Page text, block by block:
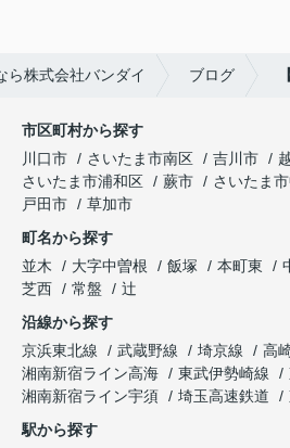
ら株式会社バンダイ ブログ
市区町村から探す
川口市
さいたま市南区 吉川市
さいたま市浦和区
蕨市 さいたま
戸田市
草加市
町名から探す
並木
大字中曽根 飯塚 本町東
芝西
常盤
辻
沿線から探す
京浜東北線
武蔵野線 埼京線
高
湘南新宿ライン高海
東武伊勢崎線
湘南新宿ライン宇須
埼玉高速鉄道
駅から探す